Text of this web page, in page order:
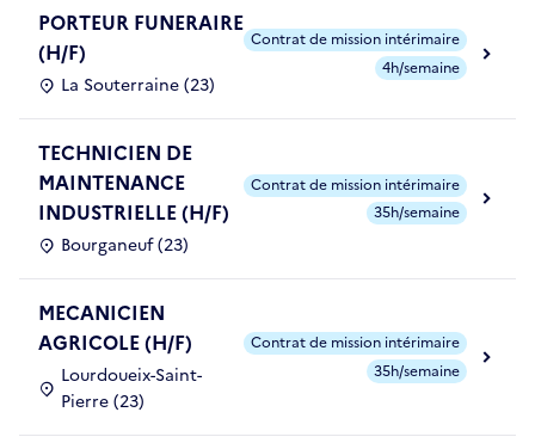
PORTEUR FUNERAIRE
(H/F)
La Souterraine (23)
Contrat de mission intérimaire
4h/semaine
TECHNICIEN DE
MAINTENANCE
INDUSTRIELLE (H/F)
Bourganeuf (23)
Contrat de mission intérimaire
35h/semaine
MECANICIEN
AGRICOLE (H/F)
Lourdoueix-Saint-
Pierre (23)
Contrat de mission intérimaire
35h/semaine